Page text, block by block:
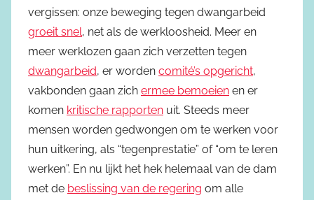
vergissen: onze beweging tegen dwangarbeid
groeit snel, net als de werkloosheid. Meer en
meer werklozen gaan zich verzetten tegen
dwangarbeid, er worden comité’s opgericht,
vakbonden gaan zich ermee bemoeien en er
komen kritische rapporten uit. Steeds meer
mensen worden gedwongen om te werken voor
hun uitkering, als “tegenprestatie” of “om te leren
werken”. En nu lijkt het hek helemaal van de dam
met de beslissing van de regering om alle